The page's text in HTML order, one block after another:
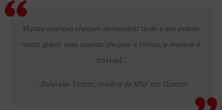
Muitas crianças chegam demasiado tarde e em estado
muito grave, mas quando chegam a tempo, a malária é
tratável.”
– Balarabe Tirmizi, médico da MSF em Gummi